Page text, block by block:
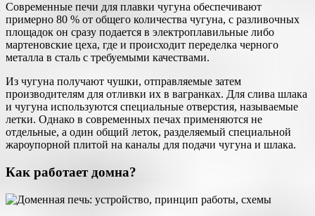
Современные печи для плавки чугуна обеспечивают
примерно 80 % от общего количества чугуна, с разливочных
площадок он сразу подается в электроплавильные либо
мартеновские цеха, где и происходит переделка черного
металла в сталь с требуемыми качествами.
Из чугуна получают чушки, отправляемые затем
производителям для отливки их в вагранках. Для слива шлака
и чугуна используются специальные отверстия, называемые
летки. Однако в современных печах применяются не
отдельные, а один общий леток, разделяемый специальной
жароупорной плитой на каналы для подачи чугуна и шлака.
Как работает домна?